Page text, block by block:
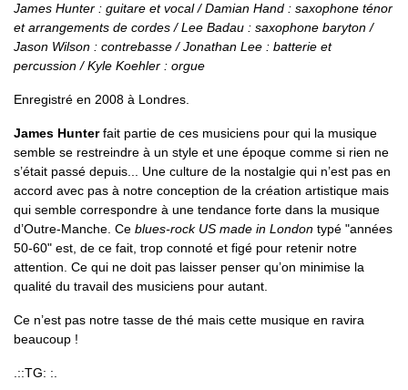
James Hunter : guitare et vocal / Damian Hand : saxophone ténor
et arrangements de cordes / Lee Badau : saxophone baryton /
Jason Wilson : contrebasse / Jonathan Lee : batterie et
percussion / Kyle Koehler : orgue
Enregistré en 2008 à Londres.
James Hunterfait partie de ces musiciens pour qui la musique
semble se restreindre à un style et une époque comme si rien ne
s’était passé depuis... Une culture de la nostalgie qui n’est pas en
accord avec pas à notre conception de la création artistique mais
qui semble correspondre à une tendance forte dans la musique
d’Outre-Manche. Ce blues-rock US made in London typé "années
50-60" est, de ce fait, trop connoté et figé pour retenir notre
attention. Ce qui ne doit pas laisser penser qu’on minimise la
qualité du travail des musiciens pour autant.
Ce n’est pas notre tasse de thé mais cette musique en ravira
beaucoup !
.::TG: :.